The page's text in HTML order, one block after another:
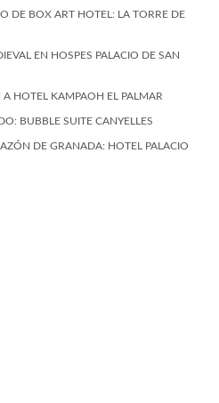
DE BOX ART HOTEL: LA TORRE DE
EN HOSPES PALACIO DE SAN
A HOTEL KAMPAOH EL PALMAR
BUBBLE SUITE CANYELLES
DE GRANADA: HOTEL PALACIO